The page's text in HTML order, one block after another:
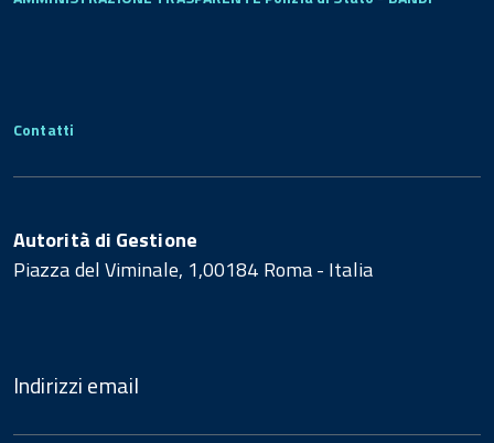
Contatti
Autorità di Gestione
Piazza del Viminale, 1,00184 Roma - Italia
Indirizzi email